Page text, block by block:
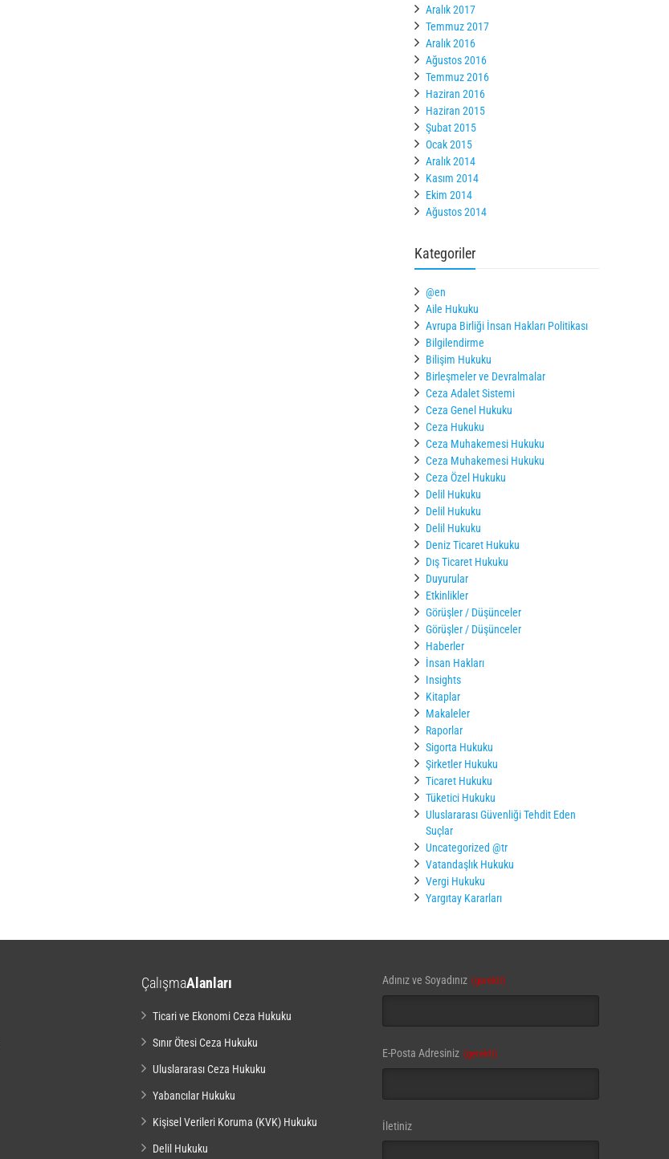
Aralık 2017
Temmuz 2017
Aralık 2016
Ağustos 2016
Temmuz 2016
Haziran 2016
Haziran 2015
Şubat 2015
Ocak 2015
Aralık 2014
Kasım 2014
Ekim 2014
Ağustos 2014
Kategoriler
@en
Aile Hukuku
Avrupa Birliği İnsan Hakları Politikası
Bilgilendirme
Bilişim Hukuku
Birleşmeler ve Devralmalar
Ceza Adalet Sistemi
Ceza Genel Hukuku
Ceza Hukuku
Ceza Muhakemesi Hukuku
Ceza Muhakemesi Hukuku
Ceza Özel Hukuku
Delil Hukuku
Delil Hukuku
Delil Hukuku
Deniz Ticaret Hukuku
Dış Ticaret Hukuku
Duyurular
Etkinlikler
Görüşler / Düşünceler
Görüşler / Düşünceler
Haberler
İnsan Hakları
Insights
Kitaplar
Makaleler
Raporlar
Sigorta Hukuku
Şirketler Hukuku
Ticaret Hukuku
Tüketici Hukuku
Uluslararası Güvenliği Tehdit Eden
Suçlar
Uncategorized @tr
Vatandaşlık Hukuku
Vergi Hukuku
Yargıtay Kararları
ÇalışmaAlanları
Ticari ve Ekonomi Ceza Hukuku
Sınır Ötesi Ceza Hukuku
Uluslararası Ceza Hukuku
Yabancılar Hukuku
Kişisel Verileri Koruma (KVK) Hukuku
Delil Hukuku
Adınız ve Soyadınız (gerekli)
E-Posta Adresiniz (gerekli)
İletiniz